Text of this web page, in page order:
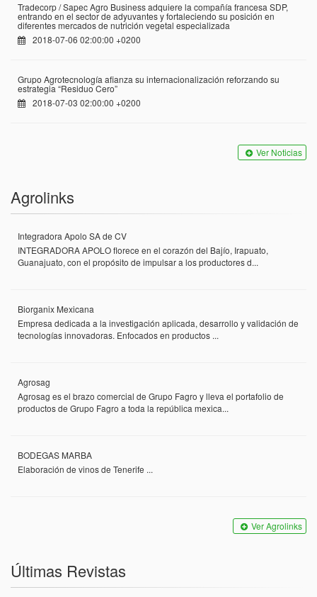
Tradecorp / Sapec Agro Business adquiere la compañía francesa SDP,
entrando en el sector de adyuvantes y fortaleciendo su posición en
diferentes mercados de nutrición vegetal especializada
2018-07-06 02:00:00 +0200
Grupo Agrotecnología afianza su internacionalización reforzando su
estrategia “Residuo Cero”
2018-07-03 02:00:00 +0200
Ver Noticias
Agrolinks
Integradora Apolo SA de CV
INTEGRADORA APOLO florece en el corazón del Bajío, Irapuato,
Guanajuato, con el propósito de impulsar a los productores d...
Biorganix Mexicana
Empresa dedicada a la investigación aplicada, desarrollo y validación de
tecnologías innovadoras. Enfocados en productos ...
Agrosag
Agrosag es el brazo comercial de Grupo Fagro y lleva el portafolio de
productos de Grupo Fagro a toda la república mexica...
BODEGAS MARBA
Elaboración de vinos de Tenerife ...
Ver Agrolinks
Últimas Revistas